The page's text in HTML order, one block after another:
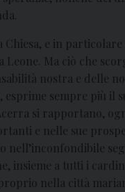
Chiesa, e in
Leone. Ma ciò che
nostra e delle
sempre più il
si rapportano,
e nelle sue
nell’inconfondibile
insieme a tutti i
nella città